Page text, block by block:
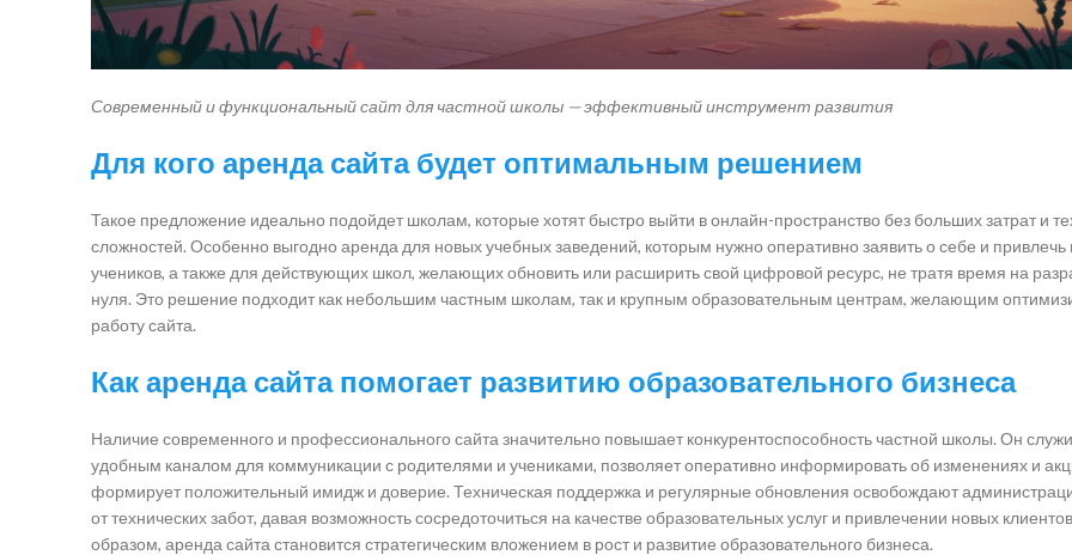
Современный и функциональный сайт для частной школы — эффективный инструмент развития
Для кого аренда сайта будет оптимальным решением
Такое предложение идеально подойдет школам, которые хотят быстро выйти в онлайн-пространство без больших затрат и
сложностей. Особенно выгодно аренда для новых учебных заведений, которым нужно оперативно заявить о себе и привлечь
учеников, а также для действующих школ, желающих обновить или расширить свой цифровой ресурс, не тратя время на
нуля. Это решение подходит как небольшим частным школам, так и крупным образовательным центрам, желающим
работу сайта.
Как аренда сайта помогает развитию образовательного бизнеса
Наличие современного и профессионального сайта значительно повышает конкурентоспособность частной школы. Он
удобным каналом для коммуникации с родителями и учениками, позволяет оперативно информировать об изменениях и
формирует положительный имидж и доверие. Техническая поддержка и регулярные обновления освобождают
от технических забот, давая возможность сосредоточиться на качестве образовательных услуг и привлечении новых
образом, аренда сайта становится стратегическим вложением в рост и развитие образовательного бизнеса.